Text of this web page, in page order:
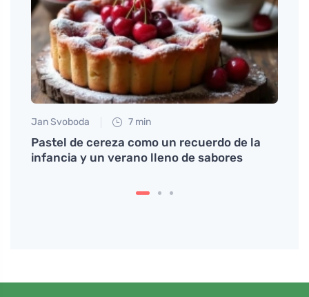
Jan Svoboda 7 min
Pastel de cereza como un recuerdo de la
infancia y un verano lleno de sabores